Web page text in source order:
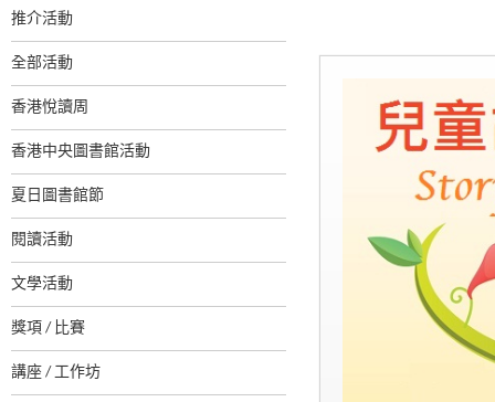
推介活動
全部活動
香港悅讀周
香港中央圖書館活動
夏日圖書館節
閱讀活動
文學活動
獎項 / 比賽
講座 / 工作坊